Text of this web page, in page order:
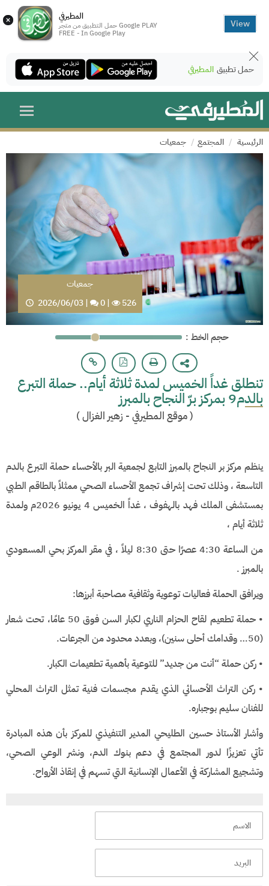
× المطيرفي
حمل التطبيق من متجر Google PLAY
FREE - In Google Play
View
حمل تطبيق المطيرفي
الرئيسية المجتمع جمعيات
جمعيات
2026/06/03| 0| 526
: حجم الخط
تنطلق غداً الخميس لمدة ثلاثة أيام.. حملة التبرع
بالدم9 بمركز برّ النجاح بالمبرز
(موقع المطيرفي - زهير الغزال)
ينظم مركز بر النجاح بالمبرز التابع لجمعية البر بالأحساء حملة التبرع بالدم
التاسعة ، وذلك تحت إشراف تجمع الأحساء الصحي ممثلاً بالطاقم الطبي
بمستشفى الملك فهد بالهفوف ، غداً الخميس 4 يونيو 2026م ولمدة
ثلاثة أيام ،
من الساعة 4:30 عصرًا حتى 8:30 ليلاً ، في مقر المركز بحي المسعودي
بالمبرز .
ويرافق الحملة فعاليات توعوية وثقافية مصاحبة أبرزها:
• حملة تطعيم لقاح الحزام الناري لكبار السن فوق 50 عامًا، تحت شعار
(50… وقدامك أحلى سنين)، وبعدد محدود من الجرعات.
• ركن حملة “أنت من جديد” للتوعية بأهمية تطعيمات الكبار.
• ركن التراث الأحسائي الذي يقدم مجسمات فنية تمثل التراث المحلي
للفنان سليم بوجباره.
وأشار الأستاذ حسين الطليحي المدير التنفيذي للمركز بأن هذه المبادرة
تأتي تعزيزًا لدور المجتمع في دعم بنوك الدم، ونشر الوعي الصحي،
وتشجيع المشاركة في الأعمال الإنسانية التي تسهم في إنقاذ الأرواح.